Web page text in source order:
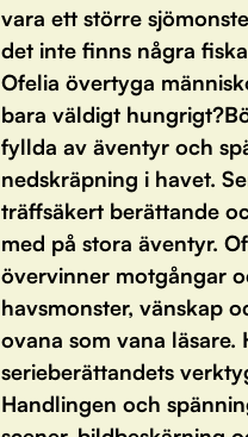
vara ett större
det inte finns några
Ofelia övertyga
bara väldigt
fyllda av äventyr och
nedskräpning i havet.
träffsäkert berättande
med på stora äventyr.
övervinner motgångar
havsmonster, vänskap
ovana som vana läsare.
serieberättandets
Handlingen och